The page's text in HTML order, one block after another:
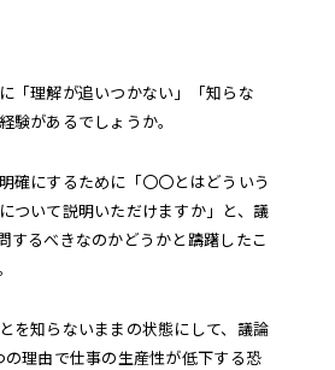
「理解が追いつかない」「知らな
験があるでしょうか。
確にするために「〇〇とはどういう
ついて説明いただけますか」と、議
するべきなのかどうかと躊躇したこ
を知らないままの状態にして、議論
の理由で仕事の生産性が低下する恐